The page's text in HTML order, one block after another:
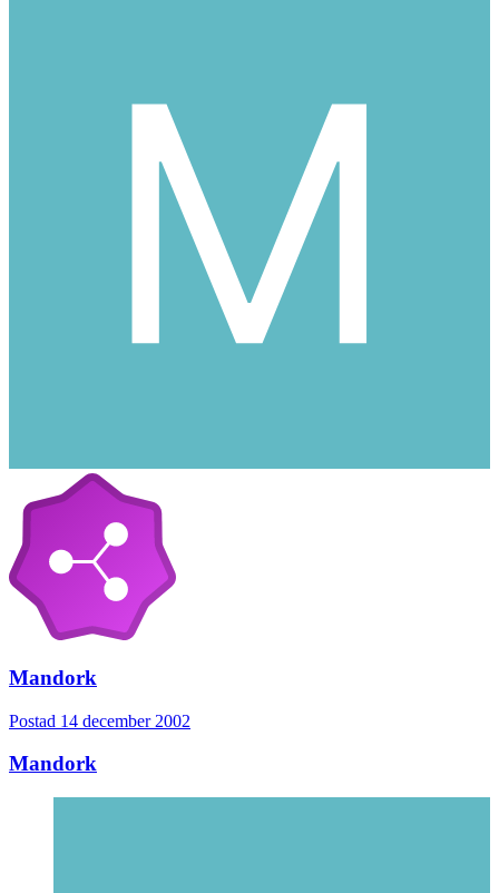
Mandork
Postad 14 december 2002
Mandork